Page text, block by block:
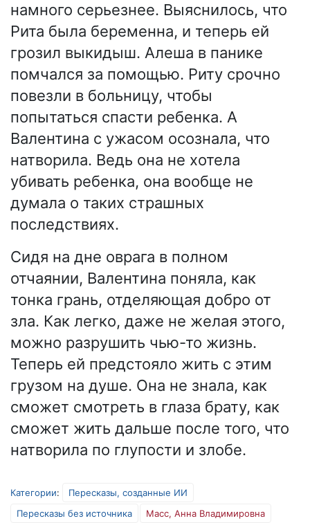
намного серьезнее. Выяснилось, что
Рита была беременна, и теперь ей
грозил выкидыш. Алеша в панике
помчался за помощью. Риту срочно
повезли в больницу, чтобы
попытаться спасти ребенка. А
Валентина с ужасом осознала, что
натворила. Ведь она не хотела
убивать ребенка, она вообще не
думала о таких страшных
последствиях.
Сидя на дне оврага в полном
отчаянии, Валентина поняла, как
тонка грань, отделяющая добро от
зла. Как легко, даже не желая этого,
можно разрушить чью-то жизнь.
Теперь ей предстояло жить с этим
грузом на душе. Она не знала, как
сможет смотреть в глаза брату, как
сможет жить дальше после того, что
натворила по глупости и злобе.
Категории:
Пересказы, созданные ИИ
Пересказы без источника
Масс, Анна Владимировна